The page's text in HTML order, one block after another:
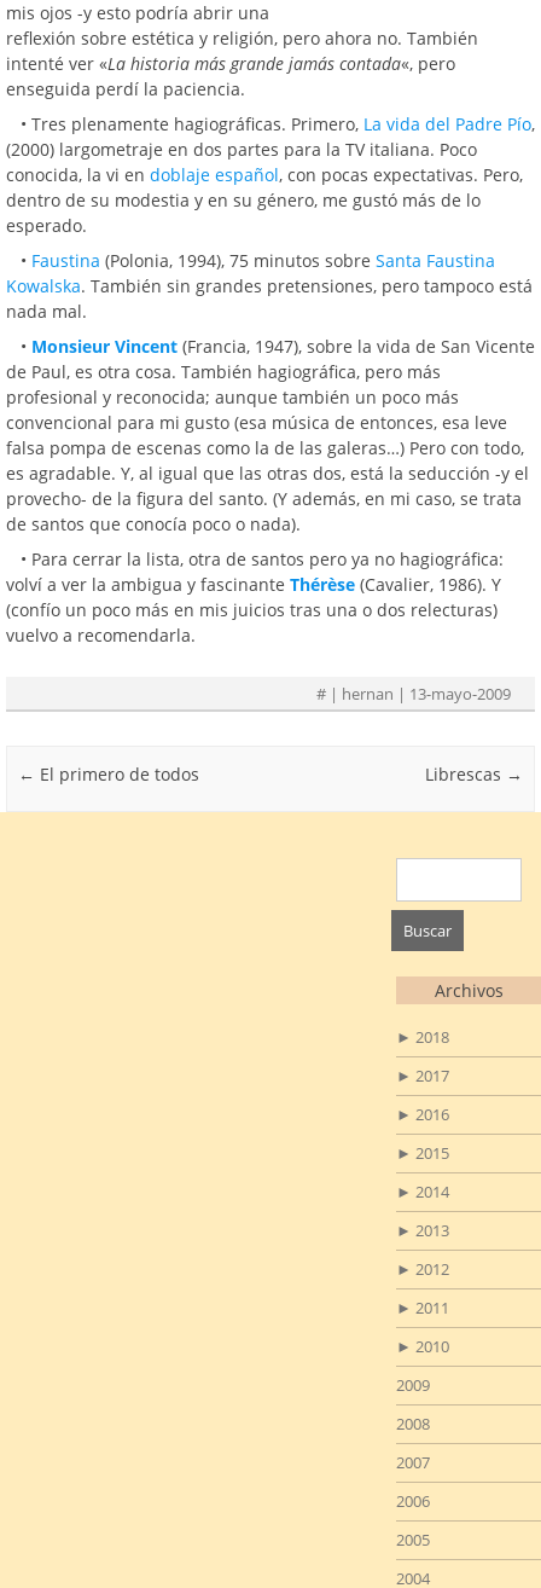
mis ojos -y esto podría abrir una
reflexión sobre estética y religión, pero ahora no. También
intenté ver «La historia más grande jamás contada«, pero
enseguida perdí la paciencia.
• Tres plenamente hagiográficas. Primero, La vida del Padre Pío,
(2000) largometraje en dos partes para la TV italiana. Poco
conocida, la vi en doblaje español, con pocas expectativas. Pero,
dentro de su modestia y en su género, me gustó más de lo
esperado.
• Faustina (Polonia, 1994), 75 minutos sobre Santa Faustina
Kowalska. También sin grandes pretensiones, pero tampoco está
nada mal.
• Monsieur Vincent (Francia, 1947), sobre la vida de San Vicente
de Paul, es otra cosa. También hagiográfica, pero más
profesional y reconocida; aunque también un poco más
convencional para mi gusto (esa música de entonces, esa leve
falsa pompa de escenas como la de las galeras…) Pero con todo,
es agradable. Y, al igual que las otras dos, está la seducción -y el
provecho- de la figura del santo. (Y además, en mi caso, se trata
de santos que conocía poco o nada).
• Para cerrar la lista, otra de santos pero ya no hagiográfica:
volví a ver la ambigua y fascinante Thérèse (Cavalier, 1986). Y
(confío un poco más en mis juicios tras una o dos relecturas)
vuelvo a recomendarla.
# | hernan | 13-mayo-2009
Post navigation
← El primero de todos Librescas →
Archivos
► 2018
► 2017
► 2016
► 2015
► 2014
► 2013
► 2012
► 2011
► 2010
2009
2008
2007
2006
2005
2004